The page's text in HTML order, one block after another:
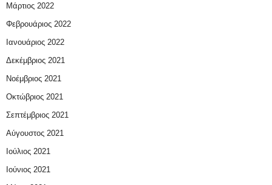
Μάρτιος 2022
Φεβρουάριος 2022
Ιανουάριος 2022
Δεκέμβριος 2021
Νοέμβριος 2021
Οκτώβριος 2021
Σεπτέμβριος 2021
Αύγουστος 2021
Ιούλιος 2021
Ιούνιος 2021